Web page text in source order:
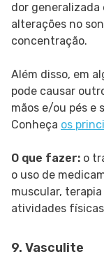
dor
alterações no
concentração.
Além disso, em
pode causar
mãos e/ou pés e
Conheça os
O que fazer: o
o uso de
muscular,
atividades
9. Vasculite